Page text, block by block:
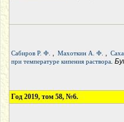
Сабиров Р. Ф. , Махоткин А. Ф. ,
при температуре кипения раствора.
Год 2019, том 58, №6.